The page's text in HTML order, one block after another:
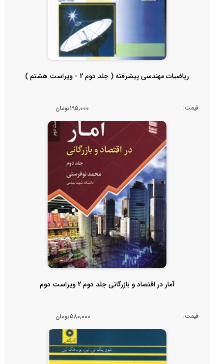
ریاضیات مهندسی پیشرفته ( جلد دوم 2 - ویراست هشتم )
قیمت: 195,000تومان
آمار در اقتصاد و بازرگانی جلد دوم 2 ویراست دوم
قیمت: 580,000تومان